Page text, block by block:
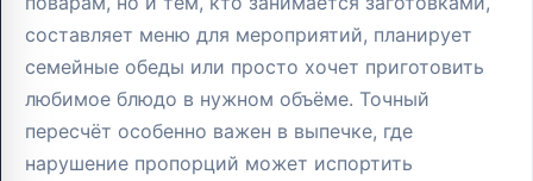
составляет меню для мероприятий, планирует
семейные обеды или просто хочет приготовить
любимое блюдо в нужном объёме. Точный
пересчёт особенно важен в выпечке, где
нарушение пропорций может испортить